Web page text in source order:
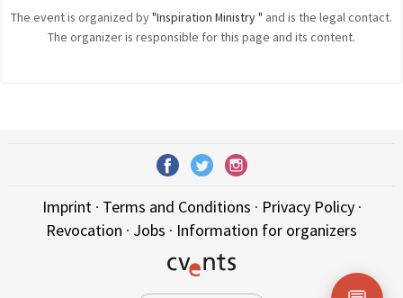
The event is organized by"Inspiration Ministry " and is the legal contact.
The organizer is responsible for this page and its content.
Imprint· Terms and Conditions · Privacy Policy·
Revocation · Jobs · Information for organizers